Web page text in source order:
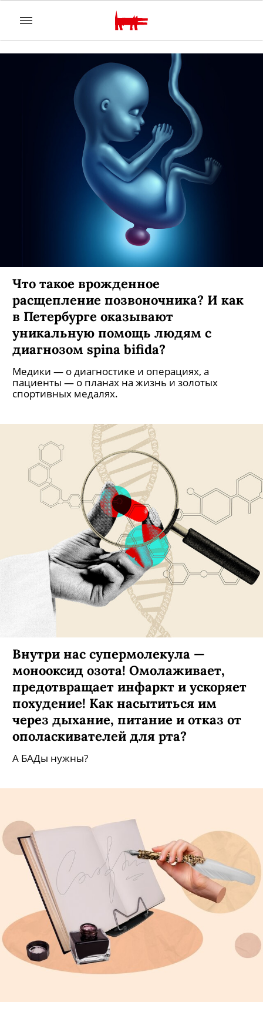
Что такое врожденное
расщепление позвоночника? И как
в Петербурге оказывают
уникальную помощь людям с
диагнозом spina bifida?
Медики — о диагностике и операциях, а
пациенты — о планах на жизнь и золотых
спортивных медалях.
Внутри нас супермолекула —
монооксид озота! Омолаживает,
предотвращает инфаркт и ускоряет
похудение! Как насытиться им
через дыхание, питание и отказ от
ополаскивателей для рта?
А БАДы нужны?